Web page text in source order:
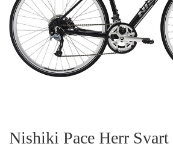
Nishiki Pace Herr Svart